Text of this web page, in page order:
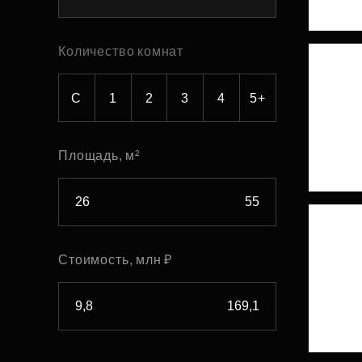
Рефинансирование
Количество комнат
С 1 2 3 4 5+
Площадь, м²
Стоимость, млн ₽